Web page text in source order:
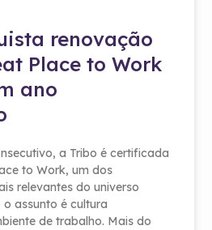
renovação
Place to Work
ano
a Tribo é certificada
to Work, um dos
relevantes do universo
assunto é cultura
de trabalho. Mais do